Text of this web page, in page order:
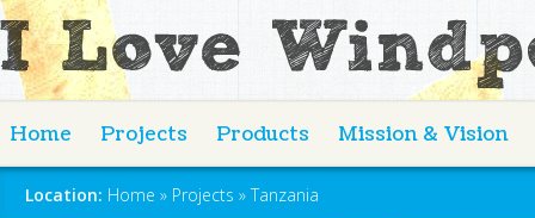
Home Projects Products Mission & Vision
Location: Home » Projects »Tanzania